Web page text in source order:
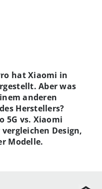
hat Xiaomi in
Aber was
anderen
Herstellers?
5G vs. Xiaomi
vergleichen Design,
Modelle.